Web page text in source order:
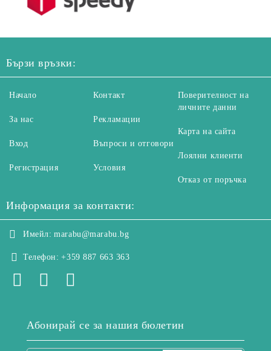
Бързи връзки:
Начало
За нас
Вход
Регистрация
Контакт
Рекламации
Въпроси и отговори
Условия
Поверителност на
личните данни
Карта на сайта
Лоялни клиенти
Отказ от поръчка
Информация за контакти:
Имейл: marabu@marabu.bg
Телефон: +359 887 663 363
Абонирай се за нашия бюлетин